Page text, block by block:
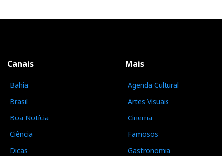
Canais
Bahia
Brasil
Boa Notícia
Ciência
Dicas
Mais
Agenda Cultural
Artes Visuais
Cinema
Famosos
Gastronomia